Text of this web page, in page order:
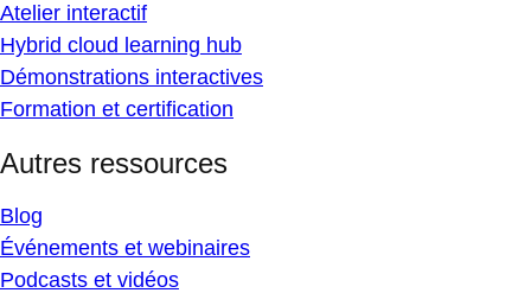
Atelier interactif
Hybrid cloud learning hub
Démonstrations interactives
Formation et certification
Autres ressources
Blog
Événements et webinaires
Podcasts et vidéos